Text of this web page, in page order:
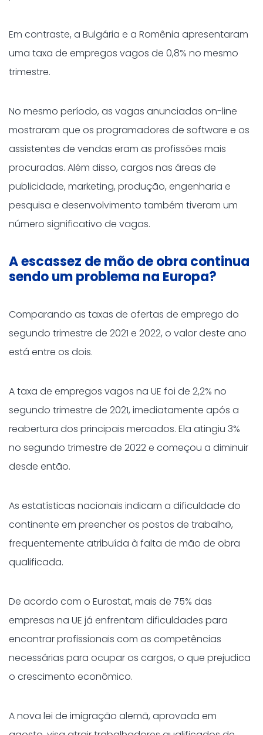
Em contraste, a Bulgária e a Romênia apresentaram
uma taxa de empregos vagos de 0,8% no mesmo
trimestre.
No mesmo período, as vagas anunciadas on-line
mostraram que os programadores de software e os
assistentes de vendas eram as profissões mais
procuradas. Além disso, cargos nas áreas de
publicidade, marketing, produção, engenharia e
pesquisa e desenvolvimento também tiveram um
número significativo de vagas.
A escassez de mão de obra continua
sendo um problema na Europa?
Comparando as taxas de ofertas de emprego do
segundo trimestre de 2021 e 2022, o valor deste ano
está entre os dois.
A taxa de empregos vagos na UE foi de 2,2% no
segundo trimestre de 2021, imediatamente após a
reabertura dos principais mercados. Ela atingiu 3%
no segundo trimestre de 2022 e começou a diminuir
desde então.
As estatísticas nacionais indicam a dificuldade do
continente em preencher os postos de trabalho,
frequentemente atribuída à falta de mão de obra
qualificada.
De acordo com o Eurostat, mais de 75% das
empresas na UE já enfrentam dificuldades para
encontrar profissionais com as competências
necessárias para ocupar os cargos, o que prejudica
o crescimento econômico.
A nova lei de imigração alemã, aprovada em